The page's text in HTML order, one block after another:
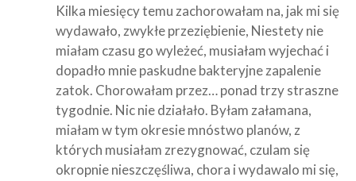
Kilka miesięcy temu zachorowałam na, jak mi się
wydawało, zwykłe przeziębienie, Niestety nie
miałam czasu go wyleżeć, musiałam wyjechać i
dopadło mnie paskudne bakteryjne zapalenie
zatok. Chorowałam przez… ponad trzy straszne
tygodnie. Nic nie działało. Byłam załamana,
miałam w tym okresie mnóstwo planów, z
których musiałam zrezygnować, czulam się
okropnie nieszczęśliwa, chora i wydawalo mi się,